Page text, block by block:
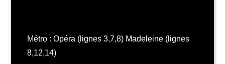
Métro : Opéra (lignes 3,7,8) Madeleine (lignes
8,12,14)